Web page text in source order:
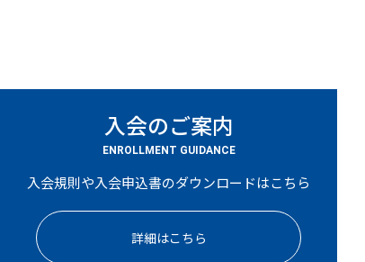
入会のご案内
ENROLLMENT GUIDANCE
入会規則や入会申込書のダウンロードはこちら
詳細はこちら